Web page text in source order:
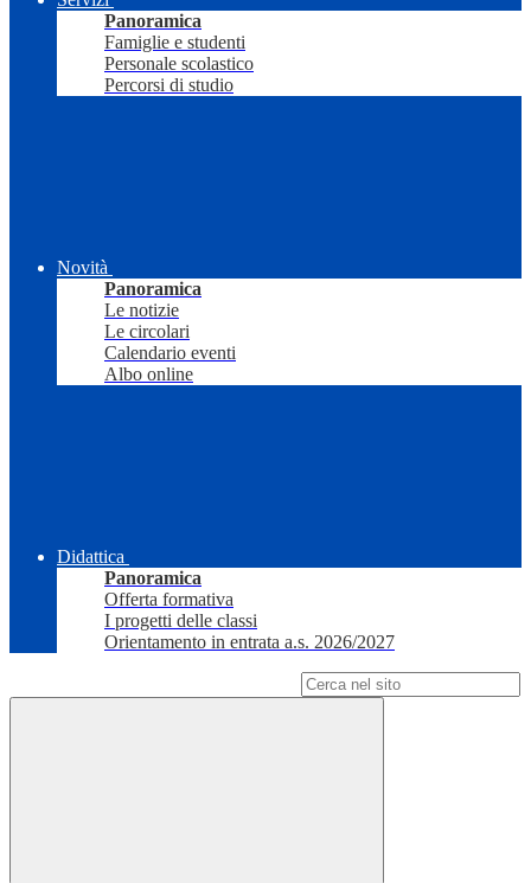
Panoramica
Famiglie e studenti
Personale scolastico
Percorsi di studio
Novità
Panoramica
Le notizie
Le circolari
Calendario eventi
Albo online
Didattica
Panoramica
Offerta formativa
I progetti delle classi
Orientamento in entrata a.s. 2026/2027